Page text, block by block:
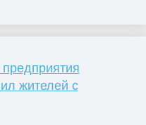
предприятия
жителей с